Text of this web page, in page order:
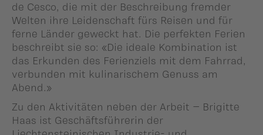
de Cesco, die mit der Beschreibung fremder
Welten ihre Leidenschaft fürs Reisen und für
ferne Länder geweckt hat. Die perfekten Ferien
beschreibt sie so: «Die ideale Kombination ist
das Erkunden des Ferienziels mit dem Fahrrad,
verbunden mit kulinarischem Genuss am
Abend.»
Zu den Aktivitäten neben der Arbeit – Brigitte
Haas ist Geschäftsführerin der